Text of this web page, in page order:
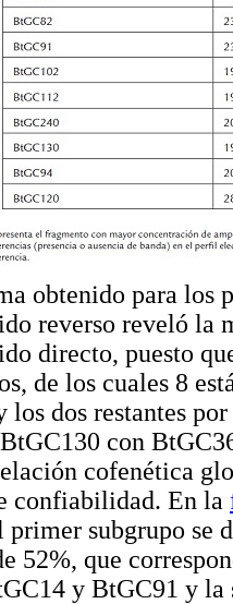
obtenido para los
reverso reveló la
directo, puesto
de los cuales 8
los dos restantes
con
cofenética
confiabilidad. En la
primer subgrupo se
52%, que
y BtGC91 y la